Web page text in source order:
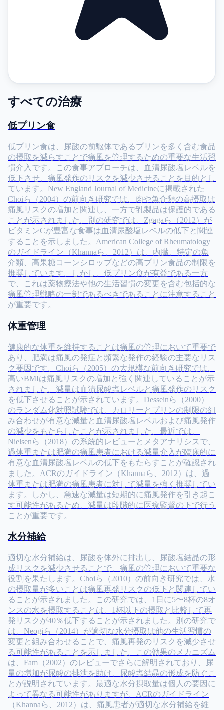
すべての治療
低プリン食
低プリン食は、尿酸の前駆体であるプリンを多く含む食品
の摂取を減らすことで痛風を管理するための重要な生活習
慣介入です。この食事アプローチは、血清尿酸塩レベルを
低下させ、痛風発作のリスクを減少させることを目的とし
ています。New England Journal of Medicineに掲載された
Choiら（2004）の前向き研究では、肉や魚介類の高摂取は
痛風リスクの増加と関連し、一方で乳製品は保護的である
ことが示されました。別の研究では、Zgagaら（2012）が
ビタミンCが豊富な食事は血清尿酸塩レベルの低下と関連
することを示しました。American College of Rheumatology
のガイドライン（Khannaら、2012）は、内臓、特定の魚
介類、高果糖コーンシロップなどの高プリン食品の制限を
推奨しています。しかし、低プリン食が有益である一方
で、これは薬物療法や他の生活習慣の変更を含む包括的な
痛風管理戦略の一部であるべきであることに注意すること
が重要です。
体重管理
健康的な体重を維持することは痛風の管理において重要で
あり、肥満は痛風の発症と頻繁な発作の経験の主要なリス
ク要因です。Choiら（2005）の大規模な前向き研究では、
高いBMIは痛風リスクの増加と強く関連していることが示
されました。減量は血清尿酸塩レベルと痛風発作のリスク
を低下させることが示されています。Desseinら（2000）
のランダム化対照試験では、カロリーとプリンの制限の組
み合わせが有意な減量と血清尿酸塩レベルおよび痛風発作
の減少をもたらしたことが示されました。最近では、
Nielsenら（2018）の系統的レビューとメタアナリシスで、
過体重または肥満の痛風患者における減量介入が臨床的に
有意な血清尿酸塩レベルの低下をもたらすことが確認され
ました。ACRのガイドライン（Khannaら、2012）は、過
体重または肥満の痛風患者に対して減量を強く推奨してい
ます。しかし、急速な減量は短期的に痛風発作を引き起こ
す可能性があるため、減量は段階的に医療監督の下で行う
ことが重要です。
水分補給
適切な水分補給は、尿酸を体外に排出し、尿酸塩結晶の形
成リスクを減少させることで、痛風の管理において重要な
役割を果たします。Choiら（2010）の前向き研究では、水
の摂取量が多いことは痛風再発リスクの低下と関連してい
ることが示されました。この研究では、1日に5〜8杯の8オ
ンスの水を摂取することは、1杯以下の摂取と比較して再
発リスクが40％低下することが示されました。別の研究で
は、Neogiら（2014）が適切な水分摂取は他の生活習慣の
変更と組み合わせることで、痛風再発のリスクを減少させ
る可能性があることを示しました。この効果のメカニズム
は、Fam（2002）のレビューでさらに解明されており、尿
量の増加が尿酸の排泄を助け、尿酸塩結晶の形成を防ぐこ
とが説明されています。最適な水分摂取量は個人の要因に
よって異なる可能性がありますが、ACRのガイドライン
（Khannaら、2012）は、痛風患者が適切な水分補給を維